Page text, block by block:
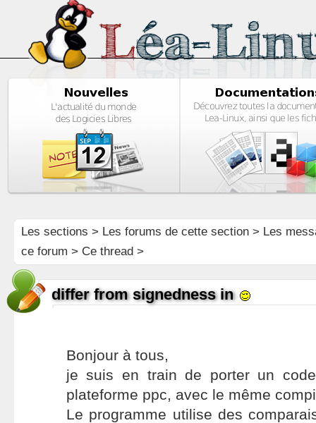
Les sections > Les forums de cette section> Les
ce forum > Ce thread >
differ from signedness in
Bonjour à tous,
je suis en train de porter un
plateforme ppc, avec le même
Le programme utilise des